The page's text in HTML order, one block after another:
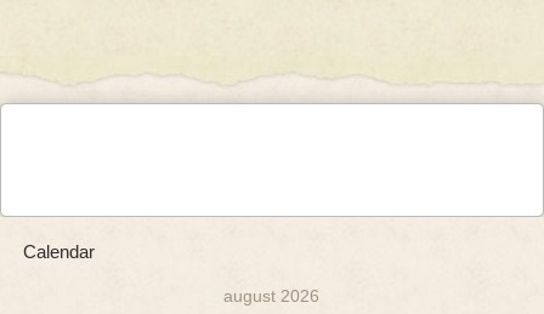
Calendar
august 2026